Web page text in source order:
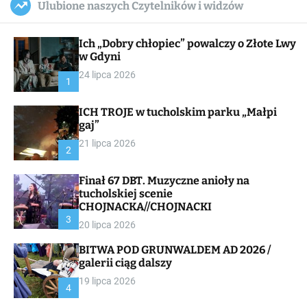
c
a
a
s
W
i
e
l
c
Ulubione naszych Czytelników i widzów
1
Ich „Dobry chłopiec” powalczy o Złote Lwy
w Gdyni
24 lipca 2026
2
ICH TROJE w tucholskim parku „Małpi
gaj”
21 lipca 2026
3
Finał 67 DBT. Muzyczne anioły na
tucholskiej scenie
CHOJNACKA//CHOJNACKI
20 lipca 2026
4
BITWA POD GRUNWALDEM AD 2026 /
galerii ciąg dalszy
19 lipca 2026